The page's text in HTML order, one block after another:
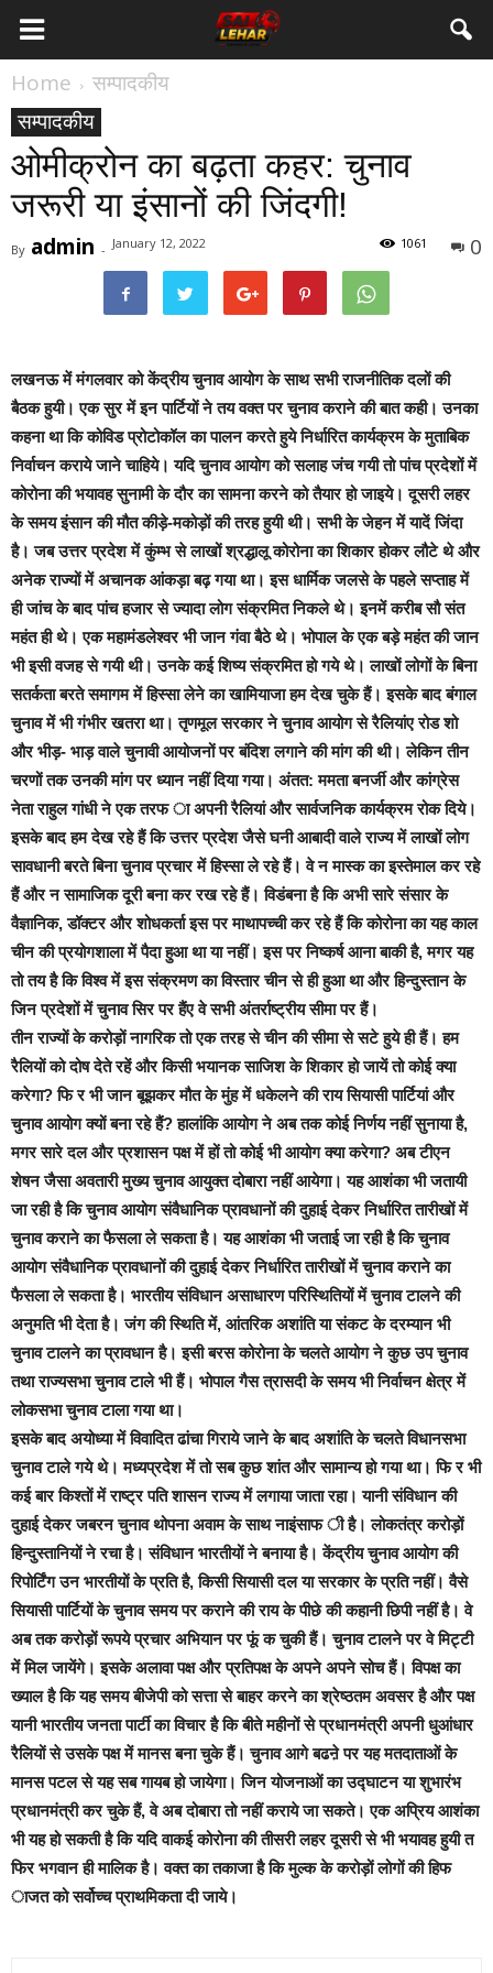
Home
सम्पादकीय
सम्पादकीय
ओमीक्रोन का बढ़ता कहर: चुनाव
जरूरी या इंसानों की जिंदगी!
By admin - January 12, 2022 0
1061
लखनऊ में मंगलवार को केंद्रीय चुनाव आयोग के साथ सभी राजनीतिक दलों की
बैठक हुयी। एक सुर में इन पार्टियों ने तय वक्त पर चुनाव कराने की बात कही। उनका
कहना था कि कोविड प्रोटोकॉल का पालन करते हुये निर्धारित कार्यक्रम के मुताबिक
निर्वाचन कराये जाने चाहिये। यदि चुनाव आयोग को सलाह जंच गयी तो पांच प्रदेशों में
कोरोना की भयावह सुनामी के दौर का सामना करने को तैयार हो जाइये। दूसरी लहर
के समय इंसान की मौत कीड़े-मकोड़ों की तरह हुयी थी। सभी के जेहन में यादें जिंदा
है। जब उत्तर प्रदेश में कुंम्भ से लाखों श्रद्धालू कोरोना का शिकार होकर लौटे थे और
अनेक राज्यों में अचानक आंकड़ा बढ़ गया था। इस धार्मिक जलसे के पहले सप्ताह में
ही जांच के बाद पांच हजार से ज्यादा लोग संक्रमित निकले थे। इनमें करीब सौ संत
महंत ही थे। एक महामंडलेश्वर भी जान गंवा बैठे थे। भोपाल के एक बड़े महंत की जान
भी इसी वजह से गयी थी। उनके कई शिष्य संक्रमित हो गये थे। लाखों लोगों के बिना
सतर्कता बरते समागम में हिस्सा लेने का खामियाजा हम देख चुके हैं। इसके बाद बंगाल
चुनाव में भी गंभीर खतरा था। तृणमूल सरकार ने चुनाव आयोग से रैलियांए रोड शो
और भीड़- भाड़ वाले चुनावी आयोजनों पर बंदिश लगाने की मांग की थी। लेकिन तीन
चरणों तक उनकी मांग पर ध्यान नहीं दिया गया। अंतत: ममता बनर्जी और कांग्रेस
नेता राहुल गांधी ने एक तरफ ा अपनी रैलियां और सार्वजनिक कार्यक्रम रोक दिये।
इसके बाद हम देख रहे हैं कि उत्तर प्रदेश जैसे घनी आबादी वाले राज्य में लाखों लोग
सावधानी बरते बिना चुनाव प्रचार में हिस्सा ले रहे हैं। वे न मास्क का इस्तेमाल कर रहे
हैं और न सामाजिक दूरी बना कर रख रहे हैं। विडंबना है कि अभी सारे संसार के
वैज्ञानिक, डॉक्टर और शोधकर्ता इस पर माथापच्ची कर रहे हैं कि कोरोना का यह काल
चीन की प्रयोगशाला में पैदा हुआ था या नहीं। इस पर निष्कर्ष आना बाकी है, मगर यह
तो तय है कि विश्व में इस संक्रमण का विस्तार चीन से ही हुआ था और हिन्दुस्तान के
जिन प्रदेशों में चुनाव सिर पर हैंए वे सभी अंतर्राष्ट्रीय सीमा पर हैं।
तीन राज्यों के करोड़ों नागरिक तो एक तरह से चीन की सीमा से सटे हुये ही हैं। हम
रैलियों को दोष देते रहें और किसी भयानक साजिश के शिकार हो जायें तो कोई क्या
करेगा? फि र भी जान बूझकर मौत के मुंह में धकेलने की राय सियासी पार्टियां और
चुनाव आयोग क्यों बना रहे हैं? हालांकि आयोग ने अब तक कोई निर्णय नहीं सुनाया है,
मगर सारे दल और प्रशासन पक्ष में हों तो कोई भी आयोग क्या करेगा? अब टीएन
शेषन जैसा अवतारी मुख्य चुनाव आयुक्त दोबारा नहीं आयेगा। यह आशंका भी जतायी
जा रही है कि चुनाव आयोग संवैधानिक प्रावधानों की दुहाई देकर निर्धारित तारीखों में
चुनाव कराने का फैसला ले सकता है। यह आशंका भी जताई जा रही है कि चुनाव
आयोग संवैधानिक प्रावधानों की दुहाई देकर निर्धारित तारीखों में चुनाव कराने का
फैसला ले सकता है। भारतीय संविधान असाधारण परिस्थितियों में चुनाव टालने की
अनुमति भी देता है। जंग की स्थिति में, आंतरिक अशांति या संकट के दरम्यान भी
चुनाव टालने का प्रावधान है। इसी बरस कोरोना के चलते आयोग ने कुछ उप चुनाव
तथा राज्यसभा चुनाव टाले भी हैं। भोपाल गैस त्रासदी के समय भी निर्वाचन क्षेत्र में
लोकसभा चुनाव टाला गया था।
इसके बाद अयोध्या में विवादित ढांचा गिराये जाने के बाद अशांति के चलते विधानसभा
चुनाव टाले गये थे। मध्यप्रदेश में तो सब कुछ शांत और सामान्य हो गया था। फि र भी
कई बार किश्तों में राष्ट्र पति शासन राज्य में लगाया जाता रहा। यानी संविधान की
दुहाई देकर जबरन चुनाव थोपना अवाम के साथ नाइंसाफ ी है। लोकतंत्र करोड़ों
हिन्दुस्तानियों ने रचा है। संविधान भारतीयों ने बनाया है। केंद्रीय चुनाव आयोग की
रिपोर्टिंग उन भारतीयों के प्रति है, किसी सियासी दल या सरकार के प्रति नहीं। वैसे
सियासी पार्टियों के चुनाव समय पर कराने की राय के पीछे की कहानी छिपी नहीं है। वे
अब तक करोड़ों रूपये प्रचार अभियान पर फूं क चुकी हैं। चुनाव टालने पर वे मिट्टी
में मिल जायेंगे। इसके अलावा पक्ष और प्रतिपक्ष के अपने अपने सोच हैं। विपक्ष का
ख्याल है कि यह समय बीजेपी को सत्ता से बाहर करने का श्रेष्ठतम अवसर है और पक्ष
यानी भारतीय जनता पार्टी का विचार है कि बीते महीनों से प्रधानमंत्री अपनी धुआंधार
रैलियों से उसके पक्ष में मानस बना चुके हैं। चुनाव आगे बढऩे पर यह मतदाताओं के
मानस पटल से यह सब गायब हो जायेगा। जिन योजनाओं का उद्घाटन या शुभारंभ
प्रधानमंत्री कर चुके हैं, वे अब दोबारा तो नहीं कराये जा सकते। एक अप्रिय आशंका
भी यह हो सकती है कि यदि वाकई कोरोना की तीसरी लहर दूसरी से भी भयावह हुयी त
फिर भगवान ही मालिक है। वक्त का तकाजा है कि मुल्क के करोड़ों लोगों की हिफ
ाजत को सर्वोच्च प्राथमिकता दी जाये।